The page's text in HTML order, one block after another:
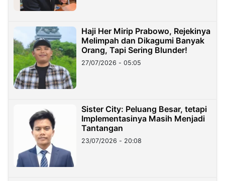
Haji Her Mirip Prabowo, Rejekinya
Melimpah dan Dikagumi Banyak
Orang, Tapi Sering Blunder!
27/07/2026 - 05:05
Sister City: Peluang Besar, tetapi
Implementasinya Masih Menjadi
Tantangan
23/07/2026 - 20:08